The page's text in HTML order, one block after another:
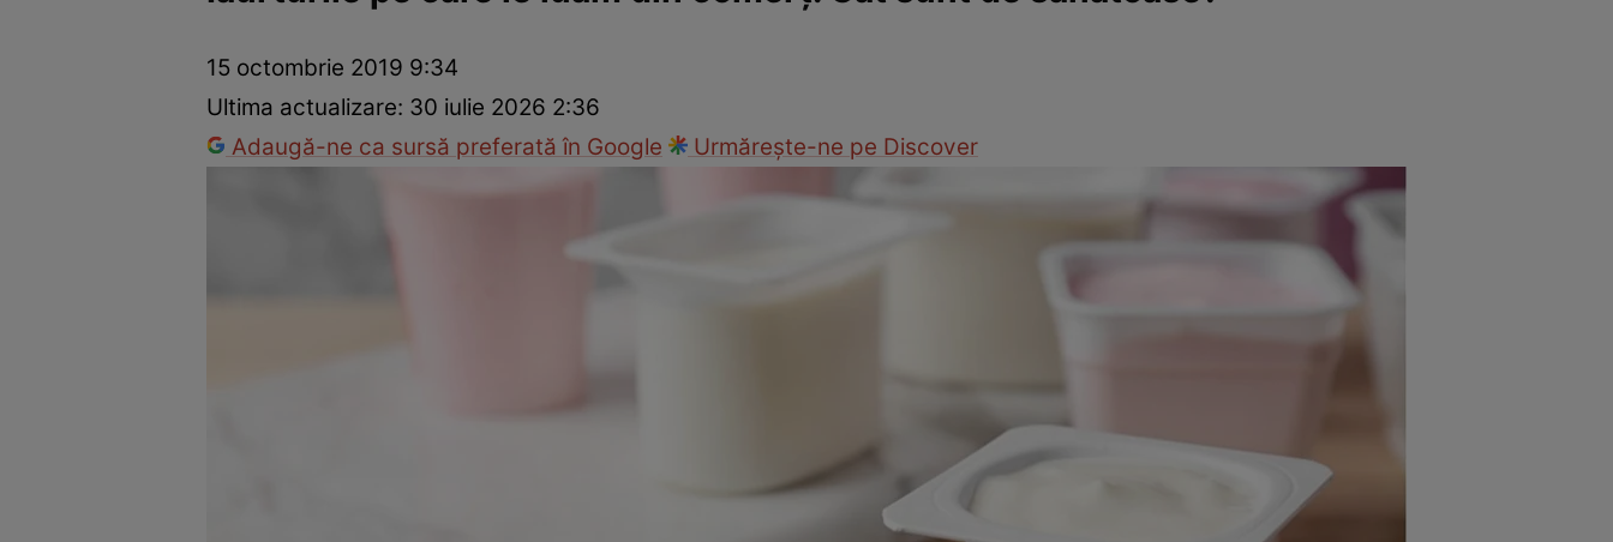
Dezvoltare personalăÎngrijire personalăCasă și grădină
15 octombrie 2019 9:34
Ultima actualizare: 30 iulie 2026 2:36
Adaugă-ne ca sursă preferată în Google
Urmărește-ne pe Discover